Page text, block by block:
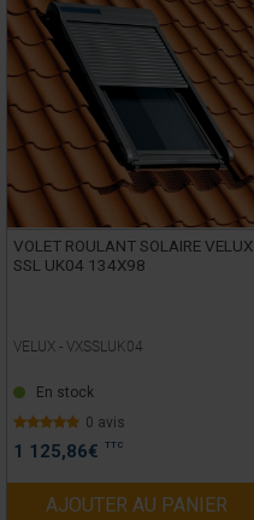
VOLET ROULANT SOLAIRE VELUX
SSL UK04 134X98
VELUX - VXSSLUK04
En stock
0 avis
1 125,86€ TTC
AJOUTER AU PANIER